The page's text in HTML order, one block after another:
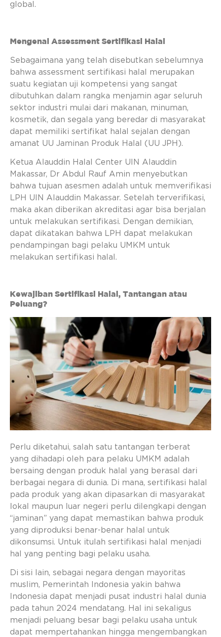
global.
Mengenal Assessment Sertifikasi Halal
Sebagaimana yang telah disebutkan sebelumnya
bahwa assessment sertifikasi halal merupakan
suatu kegiatan uji kompetensi yang sangat
dibutuhkan dalam rangka menjamin agar seluruh
sektor industri mulai dari makanan, minuman,
kosmetik, dan segala yang beredar di masyarakat
dapat memiliki sertifikat halal sejalan dengan
amanat UU Jaminan Produk Halal (UU JPH).
Ketua Alauddin Halal Center UIN Alauddin
Makassar, Dr Abdul Rauf Amin menyebutkan
bahwa tujuan asesmen adalah untuk memverifikasi
LPH UIN Alauddin Makassar. Setelah terverifikasi,
maka akan diberikan akreditasi agar bisa berjalan
untuk melakukan sertifikasi. Dengan demikian,
dapat dikatakan bahwa LPH dapat melakukan
pendampingan bagi pelaku UMKM untuk
melakukan sertifikasi halal.
Kewajiban Sertifikasi Halal, Tantangan atau
Peluang?
Perlu diketahui, salah satu tantangan terberat
yang dihadapi oleh para pelaku UMKM adalah
bersaing dengan produk halal yang berasal dari
berbagai negara di dunia. Di mana, sertifikasi halal
pada produk yang akan dipasarkan di masyarakat
lokal maupun luar negeri perlu dilengkapi dengan
“jaminan” yang dapat memastikan bahwa produk
yang diproduksi benar-benar halal untuk
dikonsumsi. Untuk itulah sertifikasi halal menjadi
hal yang penting bagi pelaku usaha.
Di sisi lain, sebagai negara dengan mayoritas
muslim, Pemerintah Indonesia yakin bahwa
Indonesia dapat menjadi pusat industri halal dunia
pada tahun 2024 mendatang. Hal ini sekaligus
menjadi peluang besar bagi pelaku usaha untuk
dapat mempertahankan hingga mengembangkan